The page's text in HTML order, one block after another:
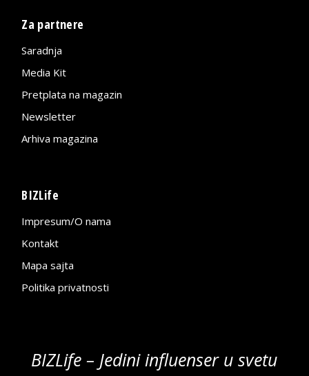
Za partnere
Saradnja
Media Kit
Pretplata na magazin
Newsletter
Arhiva magazina
BIZLife
Impresum/O nama
Kontakt
Mapa sajta
Politika privatnosti
BIZLife – Jedini influenser u svetu